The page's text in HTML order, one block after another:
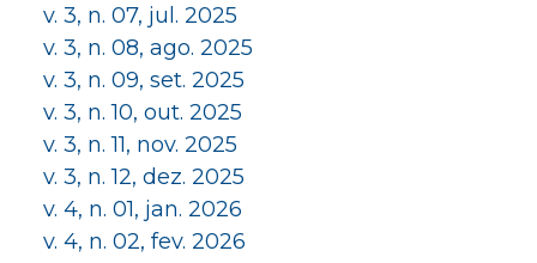
v. 3, n. 07, jul. 2025
v. 3, n. 08, ago. 2025
v. 3, n. 09, set. 2025
v. 3, n. 10, out. 2025
v. 3, n. 11, nov. 2025
v. 3, n. 12, dez. 2025
v. 4, n. 01, jan. 2026
v. 4, n. 02, fev. 2026